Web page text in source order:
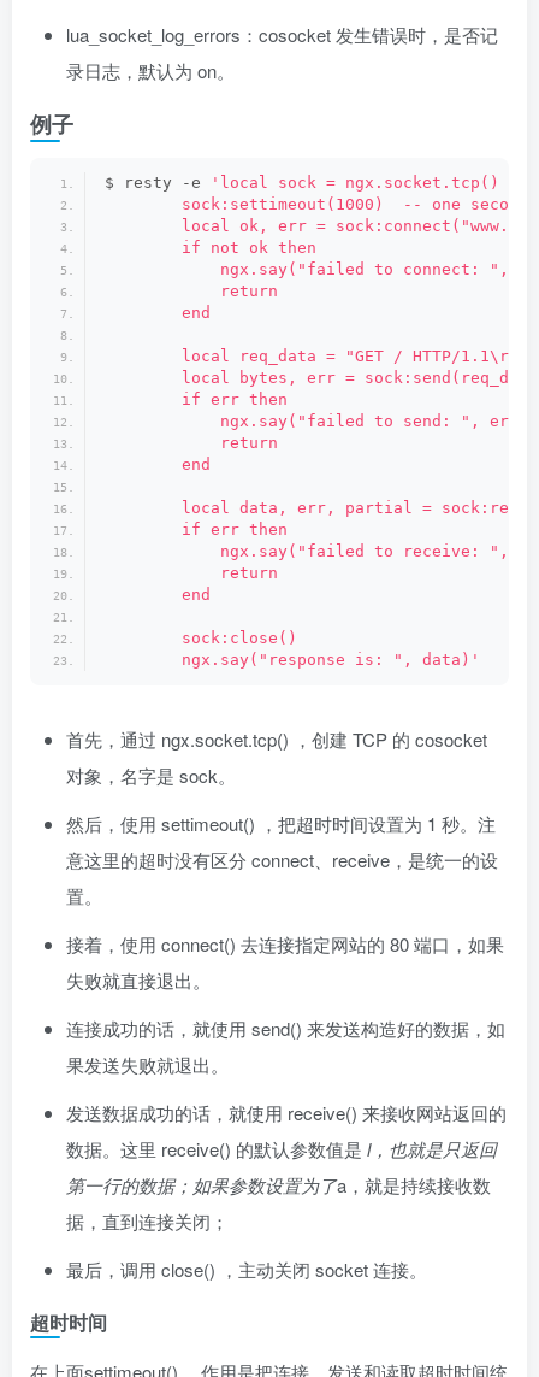
lua_socket_log_errors：cosocket 发生错误时，是否记
录日志，默认为 on。
例子
$ resty -e
'local sock = ngx.socket.tcp()
sock:settimeout(1000)  -- one second
local ok, err =
        if not ok then
ngx.say("failed to connect: ",
            return
        end
local req_data = "GET / HTTP/
local bytes, err =
        if err then
            ngx.say("failed to send: ", err)
            return
        end
local data, err, partial =
        if err then
ngx.say("failed to receive: ",
            return
        end
        sock:close()
        ngx.say("response is: ", data)'
首先，通过 ngx.socket.tcp() ，创建 TCP 的 cosocket
对象，名字是 sock。
然后，使用 settimeout() ，把超时时间设置为 1 秒。注
意这里的超时没有区分 connect、receive，是统一的设
置。
接着，使用 connect() 去连接指定网站的 80 端口，如果
失败就直接退出。
连接成功的话，就使用 send() 来发送构造好的数据，如
果发送失败就退出。
发送数据成功的话，就使用 receive() 来接收网站返回的
数据。这里 receive() 的默认参数值是 l，也就是只返回
第一行的数据；如果参数设置为了a，就是持续接收数
据，直到连接关闭；
最后，调用 close() ，主动关闭 socket 连接。
超时时间
在上面settimeout() ，作用是把连接、发送和读取超时时间统